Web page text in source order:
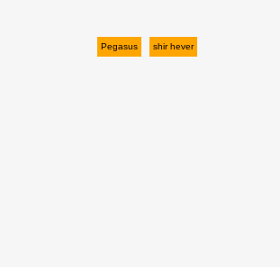
Pegasus shir hever